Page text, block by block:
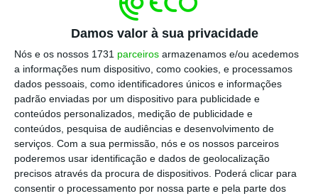
Damos valor à sua privacidade
Nós e os nossos 1731 parceiros armazenamos e/ou acedemos
a informações num dispositivo, como cookies, e processamos
dados pessoais, como identificadores únicos e informações
padrão enviadas por um dispositivo para publicidade e
conteúdos personalizados, medição de publicidade e
conteúdos, pesquisa de audiências e desenvolvimento de
serviços. Com a sua permissão, nós e os nossos parceiros
poderemos usar identificação e dados de geolocalização
precisos através da procura de dispositivos. Poderá clicar para
consentir o processamento por nossa parte e pela parte dos
Tiago Alexandre Pereira
9 Maio 2026
A União Europeia chegou a acordo para atrasar a
imposição da lei que regula a IA na Europa, com
prazos adiados e novas proibições contra conteúdos
sexuais gerados por IA.